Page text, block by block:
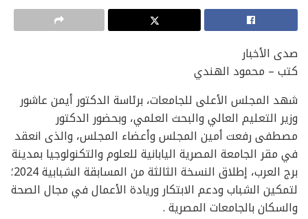
صدى الأخبار
كتب – محمود الهندي
شهد المجلس الأعلى للجامعات، برئاسة الدكتور أيمن عاشور
وزير التعليم العالي والبحث العلمي، وبحضور الدكتور
مصطفى رفعت أمين المجلس وأعضاء المجلس، والذى انعقد
في مقر الجامعة المصرية اليابانية للعلوم والتكنولوجيا بمدينة
برج العرب، إطلاق النسخة الثالثة من المسابقة الشبابية 2024؛
لتمكين الشباب ودعم الابتكار وريادة الأعمال في مجال الصحة
والسكان بالجامعات المصرية .